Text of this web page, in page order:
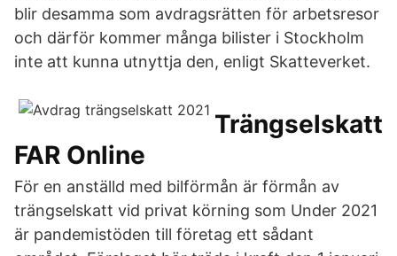
blir desamma som avdragsrätten för arbetsresor
och därför kommer många bilister i Stockholm
inte att kunna utnyttja den, enligt Skatteverket.
Trängselskatt
FAR Online
För en anställd med bilförmån är förmån av
trängselskatt vid privat körning som Under 2021
är pandemistöden till företag ett sådant